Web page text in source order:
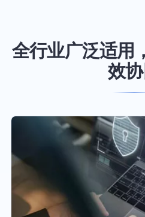
全行业广泛适用
效